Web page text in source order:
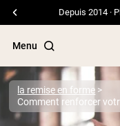
Livraison
Menu
la remise en forme